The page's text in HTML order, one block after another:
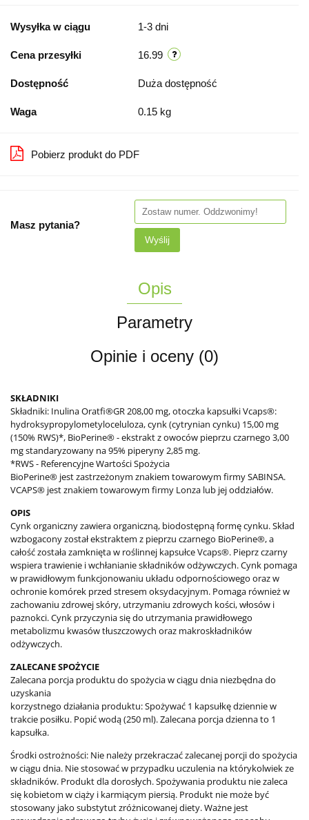
Wysyłka w ciągu 1-3 dni
Cena przesyłki 16.99
Dostępność Duża dostępność
Waga 0.15 kg
Pobierz produkt do PDF
Masz pytania?
Wyślij
Opis
Parametry
Opinie i oceny (0)
SKŁADNIKI
Składniki: Inulina Oratfi®GR 208,00 mg, otoczka kapsułki Vcaps®:
hydroksypropylometyloceluloza, cynk (cytrynian cynku) 15,00 mg
(150% RWS)*, BioPerine® - ekstrakt z owoców pieprzu czarnego 3,00
mg standaryzowany na 95% piperyny 2,85 mg.
*RWS - Referencyjne Wartości Spożycia
BioPerine® jest zastrzeżonym znakiem towarowym firmy SABINSA.
VCAPS® jest znakiem towarowym firmy Lonza lub jej oddziałów.
OPIS
Cynk organiczny zawiera organiczną, biodostępną formę cynku. Skład
wzbogacony został ekstraktem z pieprzu czarnego BioPerine®, a
całość została zamknięta w roślinnej kapsułce Vcaps®. Pieprz czarny
wspiera trawienie i wchłanianie składników odżywczych. Cynk pomaga
w prawidłowym funkcjonowaniu układu odpornościowego oraz w
ochronie komórek przed stresem oksydacyjnym. Pomaga również w
zachowaniu zdrowej skóry, utrzymaniu zdrowych kości, włosów i
paznokci. Cynk przyczynia się do utrzymania prawidłowego
metabolizmu kwasów tłuszczowych oraz makroskładników
odżywczych.
ZALECANE SPOŻYCIE
Zalecana porcja produktu do spożycia w ciągu dnia niezbędna do
uzyskania
korzystnego działania produktu: Spożywać 1 kapsułkę dziennie w
trakcie posiłku. Popić wodą (250 ml). Zalecana porcja dzienna to 1
kapsułka.
Środki ostrożności: Nie należy przekraczać zalecanej porcji do spożycia
w ciągu dnia. Nie stosować w przypadku uczulenia na którykolwiek ze
składników. Produkt dla dorosłych. Spożywania produktu nie zaleca
się kobietom w ciąży i karmiącym piersią. Produkt nie może być
stosowany jako substytut zróżnicowanej diety. Ważne jest